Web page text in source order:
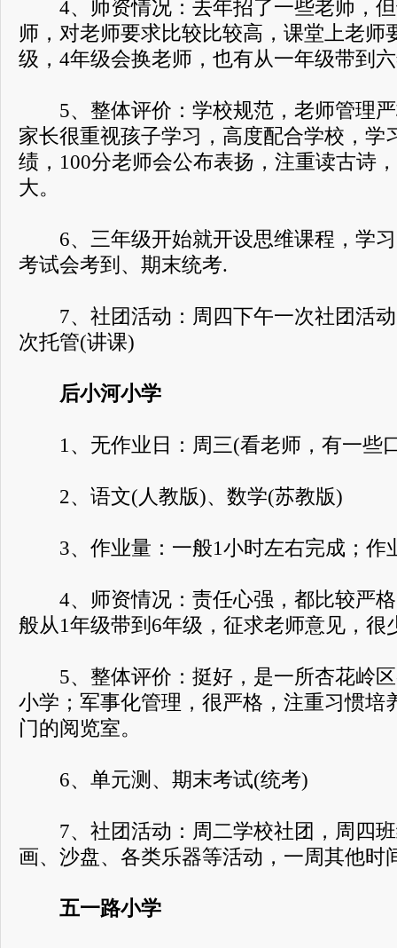
4、师资情况：去年招了一些老师，但
师，对老师要求比较比较高，课堂上老师
级，4年级会换老师，也有从一年级带到
5、整体评价：学校规范，老师管理严
家长很重视孩子学习，高度配合学校，学
绩，100分老师会公布表扬，注重读古诗
大。
6、三年级开始就开设思维课程，学习
考试会考到、期末统考.
7、社团活动：周四下午一次社团活动
次托管(讲课)
后小河小学
1、无作业日：周三(看老师，有一些
2、语文(人教版)、数学(苏教版)
3、作业量：一般1小时左右完成；作
4、师资情况：责任心强，都比较严格
般从1年级带到6年级，征求老师意见，很
5、整体评价：挺好，是一所杏花岭区
小学；军事化管理，很严格，注重习惯培
门的阅览室。
6、单元测、期末考试(统考)
7、社团活动：周二学校社团，周四班
画、沙盘、各类乐器等活动，一周其他时
五一路小学